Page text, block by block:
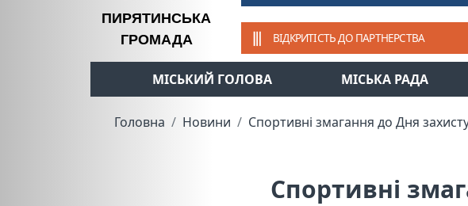
ПИРЯТИНСЬКА
ГРОМАДА
ВІДКРИТІСТЬ ДО ПАРТНЕРСТВА
МІСЬКИЙ ГОЛОВА МІСЬКА РАДА
Головна Новини Спортивні змагання до Дня
Спортивні